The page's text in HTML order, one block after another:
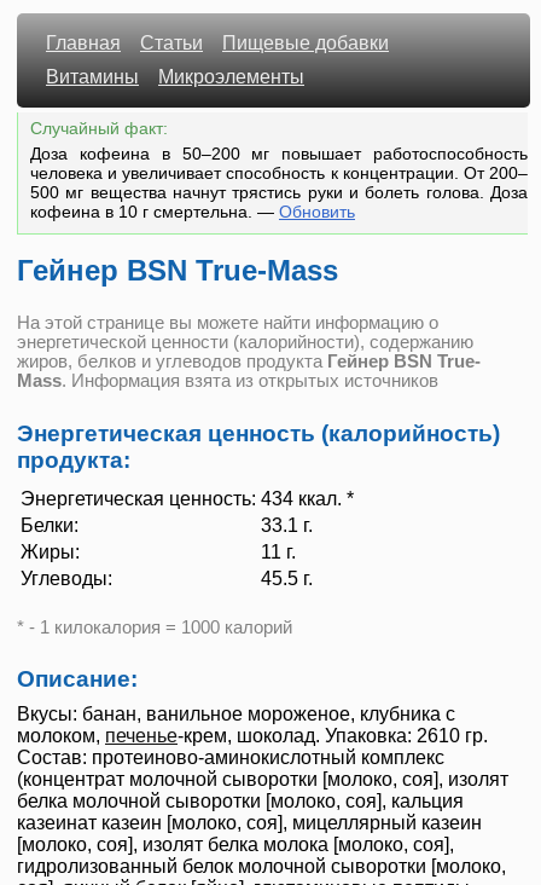
Главная Статьи
Пищевые добавки
Витамины
Микроэлементы
Случайный факт:
Доза кофеина в 50–200 мг повышает работоспособность
человека и увеличивает способность к концентрации. От 200–
500 мг вещества начнут трястись руки и болеть голова. Доза
кофеина в 10 г смертельна. — Обновить
Гейнер BSN True-Mass
На этой странице вы можете найти информацию о
энергетической ценности (калорийности), содержанию
жиров, белков и углеводов продукта Гейнер BSN True-
Mass. Информация взята из открытых источников
Энергетическая ценность (калорийность)
продукта:
Энергетическая ценность: 434 ккал. *
Белки:
33.1 г.
Жиры:
11 г.
Углеводы:
45.5 г.
* - 1 килокалория = 1000 калорий
Описание:
Вкусы: банан, ванильное мороженое, клубника с
молоком, печенье-крем, шоколад. Упаковка: 2610 гр.
Состав: протеиново-аминокислотный комплекс
(концентрат молочной сыворотки [молоко, соя], изолят
белка молочной сыворотки [молоко, соя], кальция
казеинат казеин [молоко, соя], мицеллярный казеин
[молоко, соя], изолят белка молока [молоко, соя],
гидролизованный белок молочной сыворотки [молоко,